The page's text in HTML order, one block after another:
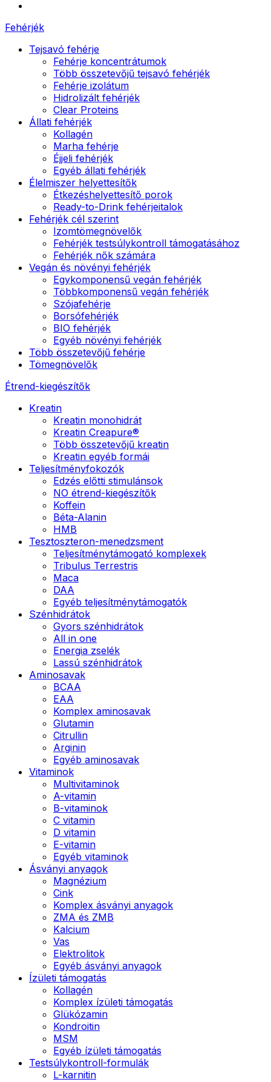
Fehérjék
Tejsavó fehérje
Fehérje koncentrátumok
Több összetevőjű tejsavó fehérjék
Fehérje izolátum
Hidrolizált fehérjék
Clear Proteins
Állati fehérjék
Kollagén
Marha fehérje
Éjjeli fehérjék
Egyéb állati fehérjék
Élelmiszer helyettesítők
Étkezéshelyettesítő porok
Ready-to-Drink fehérjeitalok
Fehérjék cél szerint
Izomtömegnövelők
Fehérjék testsúlykontroll támogatásához
Fehérjék nők számára
Vegán és növényi fehérjék
Egykomponensű vegán fehérjék
Többkomponensű vegán fehérjék
Szójafehérje
Borsófehérjék
BIO fehérjék
Egyéb növényi fehérjék
Több összetevőjű fehérje
Tömegnövelők
Étrend-kiegészítők
Kreatin
Kreatin monohidrát
Kreatin Creapure®
Több összetevőjű kreatin
Kreatin egyéb formái
Teljesítményfokozók
Edzés előtti stimulánsok
NO étrend-kiegészítők
Koffein
Béta-Alanin
HMB
Tesztoszteron-menedzsment
Teljesítménytámogató komplexek
Tribulus Terrestris
Maca
DAA
Egyéb teljesítménytámogatók
Szénhidrátok
Gyors szénhidrátok
All in one
Energia zselék
Lassú szénhidrátok
Aminosavak
BCAA
EAA
Komplex aminosavak
Glutamin
Citrullin
Arginin
Egyéb aminosavak
Vitaminok
Multivitaminok
A-vitamin
B-vitaminok
C vitamin
D vitamin
E-vitamin
Egyéb vitaminok
Ásványi anyagok
Magnézium
Cink
Komplex ásványi anyagok
ZMA és ZMB
Kalcium
Vas
Elektrolitok
Egyéb ásványi anyagok
Ízületi támogatás
Kollagén
Komplex ízületi támogatás
Glükózamin
Kondroitin
MSM
Egyéb ízületi támogatás
Testsúlykontroll-formulák
L-karnitin